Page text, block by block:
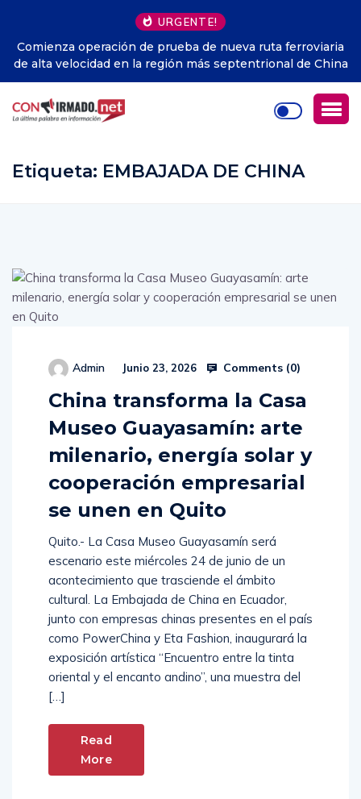
URGENTE!
ferroviaria
de China
Perú.- Humala critica la disparidad de la Justicia
apunta que Fujimori sí recibió fondos ilícitos
campaña
Etiqueta: EMBAJADA DE CHINA
Admin Junio 23, 2026 Comments (0)
China transforma la Casa
Museo Guayasamín: arte
milenario, energía solar y
cooperación empresarial
se unen en Quito
Quito.- La Casa Museo Guayasamín será
escenario este miércoles 24 de junio de un
acontecimiento que trasciende el ámbito
cultural. La Embajada de China en Ecuador,
junto con empresas chinas presentes en el país
como PowerChina y Eta Fashion, inaugurará la
exposición artística “Encuentro entre la tinta
oriental y el encanto andino”, una muestra del
[…]
Read
More